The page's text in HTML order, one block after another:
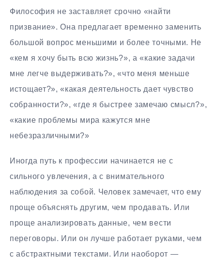
Философия не заставляет срочно «найти
призвание». Она предлагает временно заменить
большой вопрос меньшими и более точными. Не
«кем я хочу быть всю жизнь?», а «какие задачи
мне легче выдерживать?», «что меня меньше
истощает?», «какая деятельность дает чувство
собранности?», «где я быстрее замечаю смысл?»,
«какие проблемы мира кажутся мне
небезразличными?»
Иногда путь к профессии начинается не с
сильного увлечения, а с внимательного
наблюдения за собой. Человек замечает, что ему
проще объяснять другим, чем продавать. Или
проще анализировать данные, чем вести
переговоры. Или он лучше работает руками, чем
с абстрактными текстами. Или наоборот —